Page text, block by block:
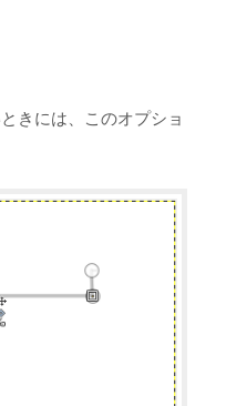
きには、このオプショ